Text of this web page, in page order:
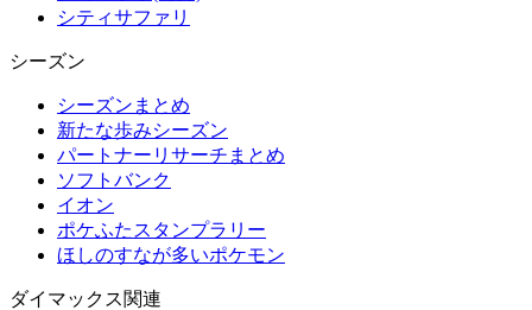
シティサファリ
シーズン
シーズンまとめ
新たな歩みシーズン
パートナーリサーチまとめ
ソフトバンク
イオン
ポケふたスタンプラリー
ほしのすなが多いポケモン
ダイマックス関連